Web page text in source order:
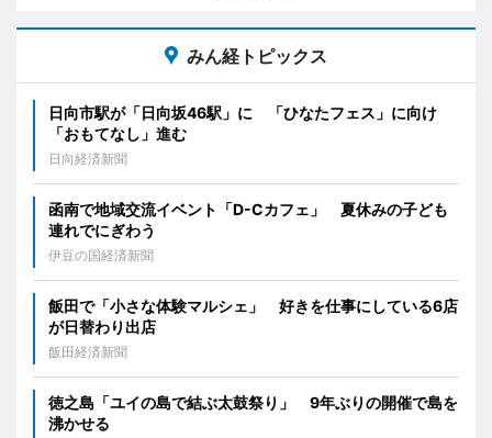
みん経トピックス
日向市駅が「日向坂46駅」に 「ひなたフェス」に向け
「おもてなし」進む
日向経済新聞
函南で地域交流イベント「D-Cカフェ」 夏休みの子ども
連れでにぎわう
伊豆の国経済新聞
飯田で「小さな体験マルシェ」 好きを仕事にしている6店
が日替わり出店
飯田経済新聞
徳之島「ユイの島で結ぶ太鼓祭り」 9年ぶりの開催で島を
沸かせる